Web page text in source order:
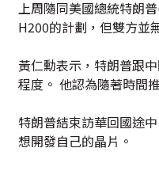
上周隨同美國總統特朗
H200的計劃，但雙方並
黃仁勳表示，特朗普跟
程度。 他認為隨著時間
特朗普結束訪華回國途
想開發自己的晶片。